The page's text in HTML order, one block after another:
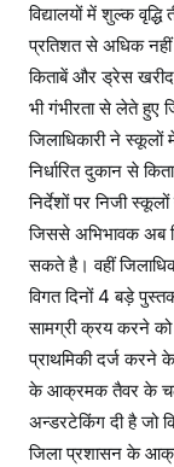
विद्यालयों में शुल्क
प्रतिशत से अधिक नहीं
किताबें और ड्रेस
भी गंभीरता से लेते हुए
जिलाधिकारी ने स्कूलों
निर्धारित दुकान से
निर्देशों पर निजी
जिससे अभिभावक अब
सकते है। वहीं
विगत दिनों 4 बड़े
सामग्री क्रय करने
प्राथमिकी दर्ज करने
के आक्रमक तैवर के
अन्डरटेकिंग दी है जो
जिला प्रशासन के